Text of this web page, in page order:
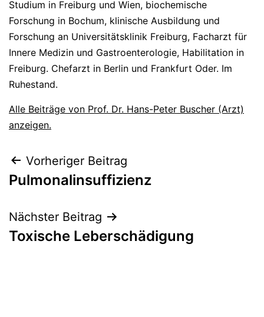
Studium in Freiburg und Wien, biochemische
Forschung in Bochum, klinische Ausbildung und
Forschung an Universitätsklinik Freiburg, Facharzt für
Innere Medizin und Gastroenterologie, Habilitation in
Freiburg. Chefarzt in Berlin und Frankfurt Oder. Im
Ruhestand.
Alle Beiträge von Prof. Dr. Hans-Peter Buscher (Arzt)
anzeigen.
Beitragsnavigation
Vorheriger Beitrag
Pulmonalinsuffizienz
Nächster Beitrag
Toxische Leberschädigung